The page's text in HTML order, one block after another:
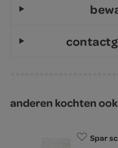
anderen kochten ook
Spar